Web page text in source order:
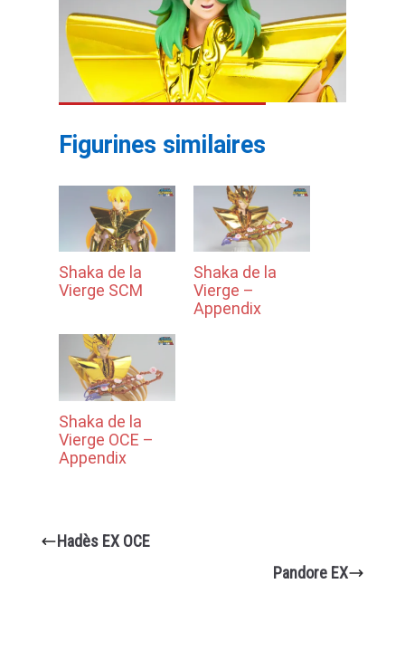
Figurines similaires
Shaka de la
Vierge SCM
Shaka de la
Vierge –
Appendix
Shaka de la
Vierge OCE –
Appendix
Hadès EX OCE
Pandore EX